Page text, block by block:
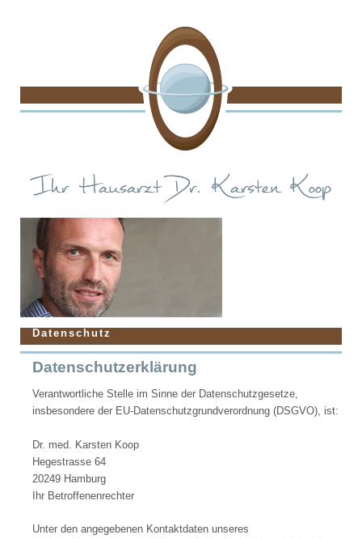
Datenschutz
Datenschutzerklärung
Verantwortliche Stelle im Sinne der Datenschutzgesetze,
insbesondere der EU-Datenschutzgrundverordnung (DSGVO), ist:
Dr. med. Karsten Koop
Hegestrasse 64
20249 Hamburg
Ihr Betroffenenrechter
Unter den angegebenen Kontaktdaten unseres